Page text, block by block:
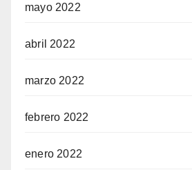
mayo 2022
abril 2022
marzo 2022
febrero 2022
enero 2022